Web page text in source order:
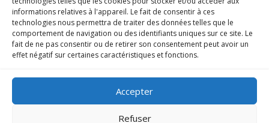
informations relatives à l'appareil. Le fait de consentir à ces
technologies nous permettra de traiter des données telles que le
comportement de navigation ou des identifiants uniques sur ce site. Le
fait de ne pas consentir ou de retirer son consentement peut avoir un
effet négatif sur certaines caractéristiques et fonctions.
Accepter
Refuser
+32 (0)475 74 12 82
Mail : direction@evasionscolaire.be
Clos Champ Voie 12, bte 0022